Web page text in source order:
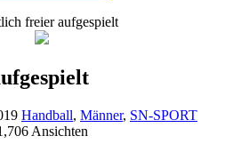
freier aufgespielt
Handball, Männer, SN-SPORT
Ansichten